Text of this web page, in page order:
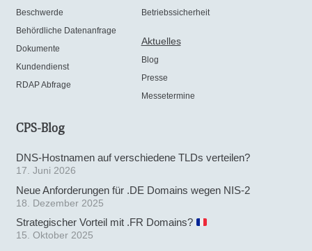
Beschwerde
Behördliche Datenanfrage
Dokumente
Kundendienst
RDAP Abfrage
Betriebssicherheit
Aktuelles
Blog
Presse
Messetermine
CPS-Blog
DNS-Hostnamen auf verschiedene TLDs verteilen?
17. Juni 2026
Neue Anforderungen für .DE Domains wegen NIS-2
18. Dezember 2025
Strategischer Vorteil mit .FR Domains?
15. Oktober 2025